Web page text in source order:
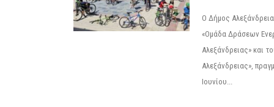
Ο Δήμος
«Ομάδα Δράσεων
Αλεξάνδρειας» και
Αλεξάνδρειας»,
Ιουνίου...